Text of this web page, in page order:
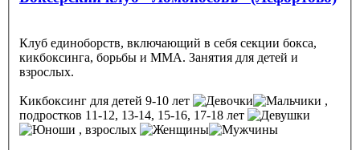
Клуб единоборств, включающий в себя секции бокса,
кикбоксинга, борьбы и ММА. Занятия для детей и
взрослых.
Кикбоксинг для детей 9-10 лет
,
подростков 11-12, 13-14, 15-16, 17-18 лет
, взрослых